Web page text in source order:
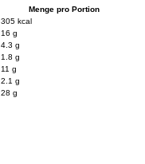
Menge pro Portion
305 kcal
16 g
4.3 g
1.8 g
11 g
2.1 g
28 g